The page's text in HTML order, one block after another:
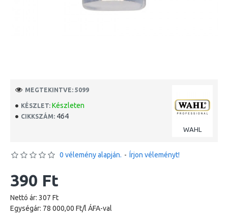
KÉSZLET: Készleten
CIKKSZÁM: 464
WAHL
MEGTEKINTVE: 5099
0 vélemény alapján. - Írjon véleményt!
390 Ft
Nettó ár: 307 Ft
Egységár: 78 000,00 Ft/l ÁFA-val